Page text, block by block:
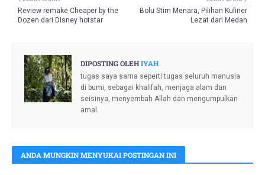
Bolu Stim Menara, Pilihan Kuliner
Lezat dari Medan
Review remake Cheaper by the
Dozen dari Disney hotstar
DIPOSTING OLEHIYAH
tugas saya sama seperti tugas seluruh manusia
di bumi, sebagai khalifah, menjaga alam dan
seisinya, menyembah Allah dan mengumpulkan
amal.
ANDA MUNGKIN MENYUKAI POSTINGAN INI